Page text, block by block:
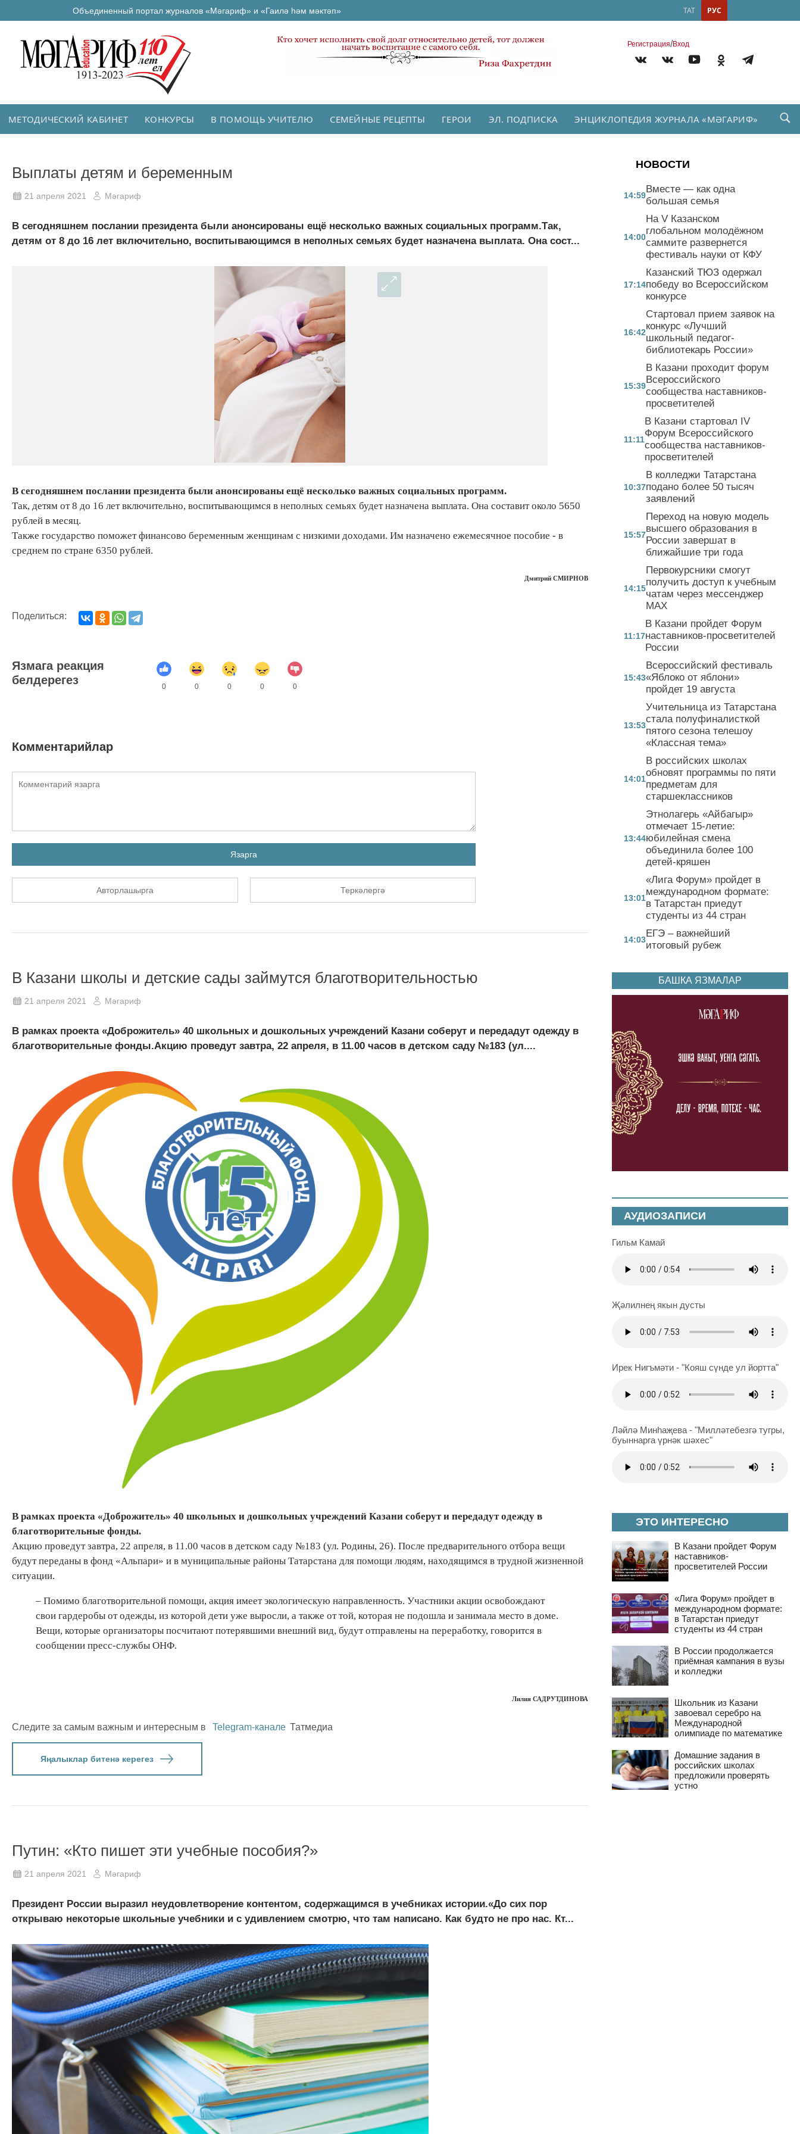
Объединенный портал журналов «Мәгариф» и «Гаилә һәм мәктәп» РУС
ТАТ
Регистрация/Вход
МЕТОДИЧЕСКИЙ КАБИНЕТ КОНКУРСЫ В ПОМОЩЬ УЧИТЕЛЮ СЕМЕЙНЫЕ РЕЦЕПТЫ ГЕРОИ ЭЛ. ПОДПИСКА ЭНЦИКЛОПЕДИЯ ЖУРНАЛА «МӘГАРИФ»
Выплаты детям и беременным
21 апреля 2021 Мәгариф
В сегодняшнем послании президента были анонсированы ещё несколько важных социальных программ.Так,
детям от 8 до 16 лет включительно, воспитывающимся в неполных семьях будет назначена выплата. Она сост...
В сегодняшнем послании президента были анонсированы ещё несколько важных социальных программ.
Так, детям от 8 до 16 лет включительно, воспитывающимся в неполных семьях будет назначена выплата. Она составит около 5650
рублей в месяц.
Также государство поможет финансово беременным женщинам с низкими доходами. Им назначено ежемесячное пособие - в
среднем по стране 6350 рублей.
Дмитрий СМИРНОВ
Поделиться:
Язмага реакция
белдерегез
0 0 0 0 0
Комментарийлар
Язарга
Авторлашырга Теркәлергә
В Казани школы и детские сады займутся благотворительностью
21 апреля 2021 Мәгариф
В рамках проекта «Доброжитель» 40 школьных и дошкольных учреждений Казани соберут и передадут одежду в
благотворительные фонды.Акцию проведут завтра, 22 апреля, в 11.00 часов в детском саду №183 (ул....
В рамках проекта «Доброжитель» 40 школьных и дошкольных учреждений Казани соберут и передадут одежду в
благотворительные фонды.
Акцию проведут завтра, 22 апреля, в 11.00 часов в детском саду №183 (ул. Родины, 26). После предварительного отбора вещи
будут переданы в фонд «Альпари» и в муниципальные районы Татарстана для помощи людям, находящимся в трудной жизненной
ситуации.
– Помимо благотворительной помощи, акция имеет экологическую направленность. Участники акции освобождают
свои гардеробы от одежды, из которой дети уже выросли, а также от той, которая не подошла и занимала место в доме.
Вещи, которые организаторы посчитают потерявшими внешний вид, будут отправлены на переработку, говорится в
сообщении пресс-службы ОНФ.
Лилия САДРУТДИНОВА
Следите за самым важным и интересным в Telegram-канале Татмедиа
Яңалыклар битенә керегез
Путин: «Кто пишет эти учебные пособия?»
21 апреля 2021 Мәгариф
Президент России выразил неудовлетворение контентом, содержащимся в учебниках истории.«До сих пор
открываю некоторые школьные учебники и с удивлением смотрю, что там написано. Как будто не про нас. Кт...
НОВОСТИ
14:59
Вместе — как одна
большая семья
14:00
На V Казанском
глобальном молодёжном
саммите развернется
фестиваль науки от КФУ
17:14
Казанский ТЮЗ одержал
победу во Всероссийском
конкурсе
16:42
Стартовал прием заявок на
конкурс «Лучший
школьный педагог-
библиотекарь России»
15:39
В Казани проходит форум
Всероссийского
сообщества наставников-
просветителей
11:11
В Казани стартовал IV
Форум Всероссийского
сообщества наставников-
просветителей
10:37
В колледжи Татарстана
подано более 50 тысяч
заявлений
15:57
Переход на новую модель
высшего образования в
России завершат в
ближайшие три года
14:15
Первокурсники смогут
получить доступ к учебным
чатам через мессенджер
MAX
11:17
В Казани пройдет Форум
наставников-просветителей
России
15:43
Всероссийский фестиваль
«Яблоко от яблони»
пройдет 19 августа
13:53
Учительница из Татарстана
стала полуфиналисткой
пятого сезона телешоу
«Классная тема»
14:01
В российских школах
обновят программы по пяти
предметам для
старшеклассников
13:44
Этнолагерь «Айбагыр»
отмечает 15-летие:
юбилейная смена
объединила более 100
детей-кряшен
13:01
«Лига Форум» пройдет в
международном формате:
в Татарстан приедут
студенты из 44 стран
14:03
ЕГЭ – важнейший
итоговый рубеж
БАШКА ЯЗМАЛАР
ЭТО ИНТЕРЕСНО
В Казани пройдет Форум
наставников-
просветителей России
«Лига Форум» пройдет в
международном формате:
в Татарстан приедут
студенты из 44 стран
В России продолжается
приёмная кампания в вузы
и колледжи
Школьник из Казани
завоевал серебро на
Международной
олимпиаде по математике
Домашние задания в
российских школах
предложили проверять
устно
АУДИОЗАПИСИ
Гильм Камай
Җәлилнең якын дусты
Ирек Нигъмәти - "Кояш сүнде ул йортта"
Ләйлә Минһаҗева - "Милләтебезгә тугры,
буыннарга үрнәк шәхес"